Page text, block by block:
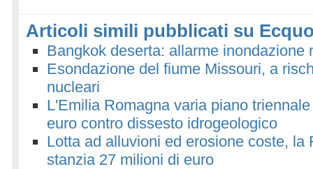
Articoli simili pubblicati su
Bangkok deserta: allarme inondazione
Esondazione del fiume Missouri, a
nucleari
L'Emilia Romagna varia piano
euro contro dissesto idrogeologico
Lotta ad alluvioni ed erosione coste, la
stanzia 27 milioni di euro